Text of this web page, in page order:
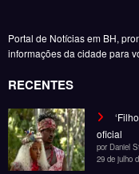
Portal de Notícias em BH,
informações da cidade para
RECENTES
oficial
por Daniel
29 de julho